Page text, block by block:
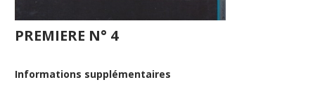
PREMIERE N° 4
Informations supplémentaires